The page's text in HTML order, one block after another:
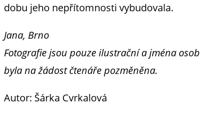
dobu jeho nepřítomnosti vybudovala.
Jana, Brno
Fotografie jsou pouze ilustrační a jména osob
byla na žádost čtenáře pozměněna.
Autor: Šárka Cvrkalová